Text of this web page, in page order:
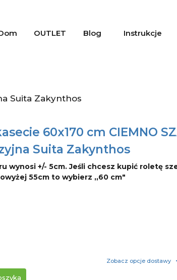
OUTLET Blog Instrukcje
Suita Zakynthos
60x170 cm CIEMNO
Suita Zakynthos
wynosi +/- 5cm. Jeśli chcesz kupić roletę
55cm to wybierz ,,60 cm"
Zobacz opcje dostawy